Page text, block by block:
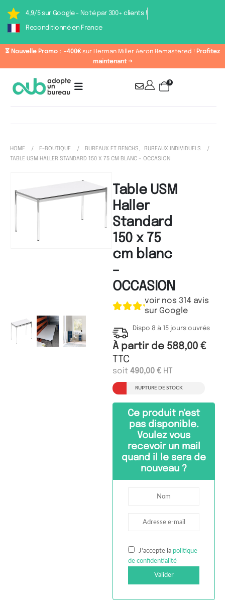
4,9/5 sur Google - Noté par 300+ clients !
Reconditionné en France
⏳ Nouvelle Promo : -400€ sur Herman Miller Aeron Remastered ! Profitez
maintenant →
0
HOME E-BOUTIQUE BUREAUX ET BENCHS,
BUREAUX INDIVIDUELS
TABLE USM HALLER STANDARD 150 X 75 CM BLANC – OCCASION
Table USM
Haller
Standard
150 x 75
cm blanc
–
OCCASION
voir nos 314 avis
sur Google
Dispo 8 à 15 jours ouvrés
À partir de 588,00 €
TTC
soit 490,00 € HT
RUPTURE DE STOCK
Ce produit n'est
pas disponible.
Voulez vous
recevoir un mail
quand il le sera de
nouveau ?
J'accepte la politique
de confidentialité
Valider